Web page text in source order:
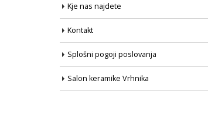
Kje nas najdete
Kontakt
Splošni pogoji poslovanja
Salon keramike Vrhnika